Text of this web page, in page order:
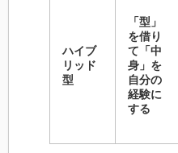
ハイブ
リッド
型
「型」
を借り
て「中
身」を
自分の
経験に
する